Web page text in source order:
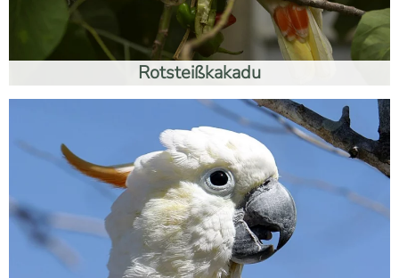
Rotsteißkakadu